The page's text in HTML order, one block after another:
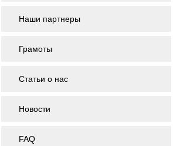
Наши партнеры
Грамоты
Статьи о нас
Новости
FAQ